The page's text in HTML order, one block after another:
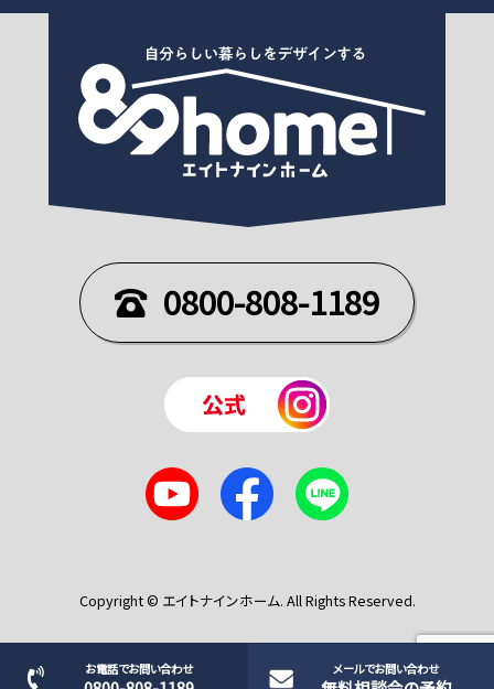
0800-808-1189
Copyright © エイトナインホーム. All Rights Reserved.
お電話でお問い合わせ メールでお問い合わせ